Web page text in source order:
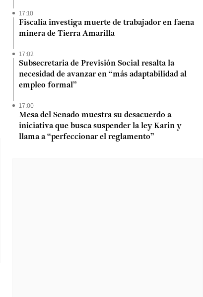
17:10
Fiscalía investiga muerte de trabajador en faena
minera de Tierra Amarilla
17:02
Subsecretaria de Previsión Social resalta la
necesidad de avanzar en “más adaptabilidad al
empleo formal”
17:00
Mesa del Senado muestra su desacuerdo a
iniciativa que busca suspender la ley Karin y
llama a “perfeccionar el reglamento”